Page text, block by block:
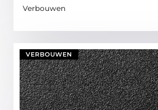
Verbouwen
VERBOUWEN